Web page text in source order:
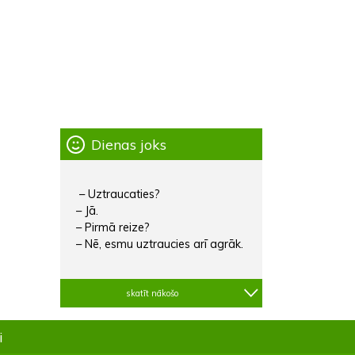
Dienas joks
– Uztraucaties?
– Jā.
– Pirmā reize?
– Nē, esmu uztraucies arī agrāk.
skatīt nākošo